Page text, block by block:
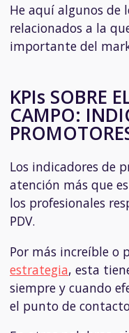
He aquí algunos de
relacionados a la
importante del
KPIs SOBRE
CAMPO:
Los indicadores de
atención más que
los profesionales
PDV.
Por más increíble o
estrategia, esta
siempre y cuando
el punto de